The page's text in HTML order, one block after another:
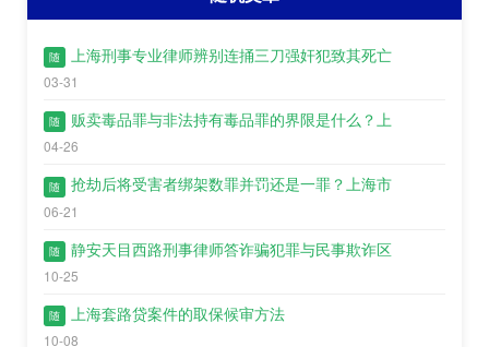
随 上海刑事专业律师辨别连捅三刀强奸犯致其死亡
03-31
随 贩卖毒品罪与非法持有毒品罪的界限是什么？上
04-26
随 抢劫后将受害者绑架数罪并罚还是一罪？上海市
06-21
随 静安天目西路刑事律师答诈骗犯罪与民事欺诈区
10-25
随 上海套路贷案件的取保候审方法
10-08